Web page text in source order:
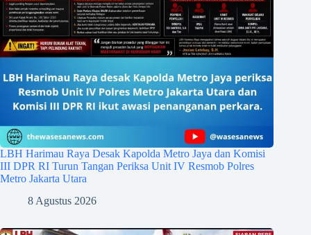
LBH Harimau Raya Desak Kapolda Metro Jaya dan Komisi
III DPR RI Turun Tangan Periksa Unit IV Resmob Polres
Metro Jakarta Utara
8 Agustus 2026